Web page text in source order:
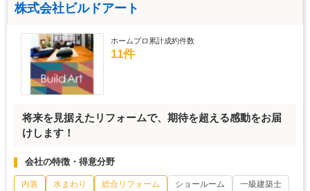
株式会社ビルドアート
ホームプロ累計成約件数
11件
将来を見据えたリフォームで、期待を超える感動をお届
けします！
会社の特徴・得意分野
内装 水まわり 総合リフォーム ショールーム 一級建築士